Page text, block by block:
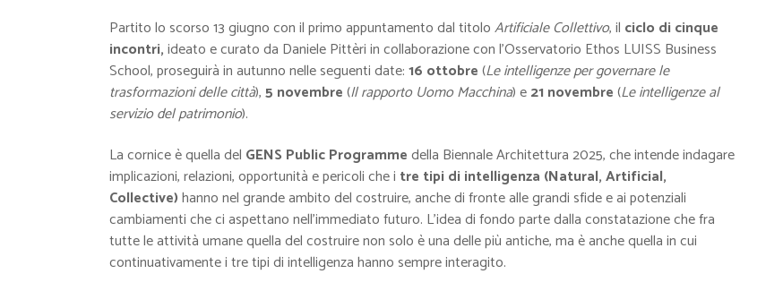
Partito lo scorso 13 giugno con il primo appuntamento dal titoloArtificiale Collettivo, il ciclo di cinque
incontri,ideato e curato da Daniele Pittèri in collaborazione con l’Osservatorio Ethos LUISS Business
School, proseguirà in autunno nelle seguenti date:16 ottobre(Le intelligenze per governare le
trasformazioni delle città),5 novembre(Il rapporto Uomo Macchina) e21 novembre(Le intelligenze al
servizio del patrimonio).
La cornice è quella del GENS Public Programmedella Biennale Architettura 2025, che intende indagare
implicazioni, relazioni, opportunità e pericoli che i tre tipi di intelligenza (Natural, Artificial,
Collective)hanno nel grande ambito del costruire, anche di fronte alle grandi sfide e ai potenziali
cambiamenti che ci aspettano nell’immediato futuro. L’idea di fondo parte dalla constatazione che fra
tutte le attività umane quella del costruire non solo è una delle più antiche, ma è anche quella in cui
continuativamente i tre tipi di intelligenza hanno sempre interagito.